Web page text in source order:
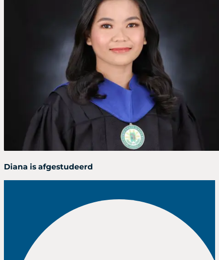
Diana is afgestudeerd